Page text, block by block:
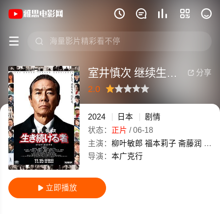
    
 
《室井慎次 继续生活之人》(2024)日本
 分享
室井慎次 继续生活之人
2.0
很差较差还行推荐力荐
2024 日本
剧情
状态： 正片 /06-18
主演： 柳叶敏郎 福本莉子 斋藤润 前
导演： 本广克行
 立即播放